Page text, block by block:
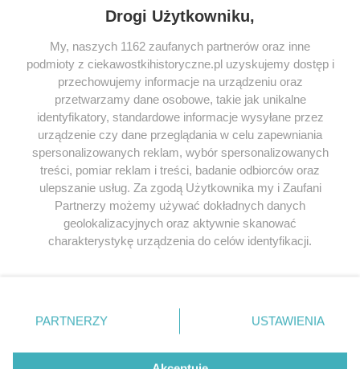
SERWIS
SPOŁECZNOŚĆ
WSPÓŁPRACA
KONTAKT
ODWIEDŹ RÓWNIEŻ:
Drogi Użytkowniku,
My, naszych 1162 zaufanych partnerów oraz inne
podmioty z ciekawostkihistoryczne.pl uzyskujemy dostęp i
przechowujemy informacje na urządzeniu oraz
przetwarzamy dane osobowe, takie jak unikalne
identyfikatory, standardowe informacje wysyłane przez
urządzenie czy dane przeglądania w celu zapewniania
spersonalizowanych reklam, wybór spersonalizowanych
treści, pomiar reklam i treści, badanie odbiorców oraz
ulepszanie usług. Za zgodą Użytkownika my i Zaufani
Partnerzy możemy używać dokładnych danych
geolokalizacyjnych oraz aktywnie skanować
charakterystykę urządzenia do celów identyfikacji.
zmienić/wycofać klikając przycisk ustawień prywatności
znajdujący się w lewym dolnym rogu strony
. Niektóre
użytkownika, ale masz prawo sprzeciwić się takiemu
PARTNERZY USTAWIENIA